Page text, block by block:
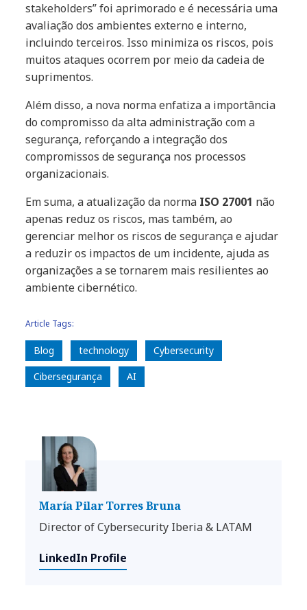
stakeholders” foi aprimorado e é necessária uma
avaliação dos ambientes externo e interno,
incluindo terceiros. Isso minimiza os riscos, pois
muitos ataques ocorrem por meio da cadeia de
suprimentos.
Além disso, a nova norma enfatiza a importância
do compromisso da alta administração com a
segurança, reforçando a integração dos
compromissos de segurança nos processos
organizacionais.
Em suma, a atualização da norma ISO 27001 não
apenas reduz os riscos, mas também, ao
gerenciar melhor os riscos de segurança e ajudar
a reduzir os impactos de um incidente, ajuda as
organizações a se tornarem mais resilientes ao
ambiente cibernético.
Article Tags:
Blog technology
Cybersecurity
Cibersegurança
AI
María Pilar Torres Bruna
Director of Cybersecurity Iberia & LATAM
LinkedIn Profile